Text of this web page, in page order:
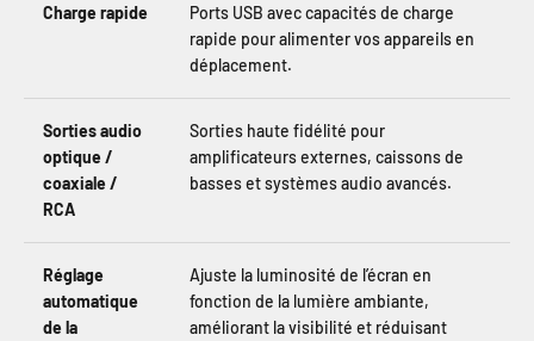
Charge rapide
Ports USB avec capacités de charge
rapide pour alimenter vos appareils en
déplacement.
Sorties audio
optique /
coaxiale /
RCA
Sorties haute fidélité pour
amplificateurs externes, caissons de
basses et systèmes audio avancés.
Réglage
automatique
de la
Ajuste la luminosité de l’écran en
fonction de la lumière ambiante,
améliorant la visibilité et réduisant